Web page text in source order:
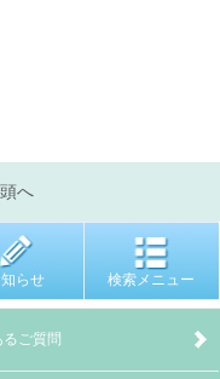
へ
らせ 検索メニュー
るご質問